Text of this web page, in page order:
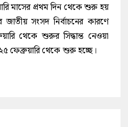
মাসের প্রথম দিন থেকে শুরু হয়
সংসদ নির্বাচনের কারণে
থেকে শুরুর সিদ্ধান্ত নেওয়া
ফেব্রুয়ারি থেকে শুরু হচ্ছে।